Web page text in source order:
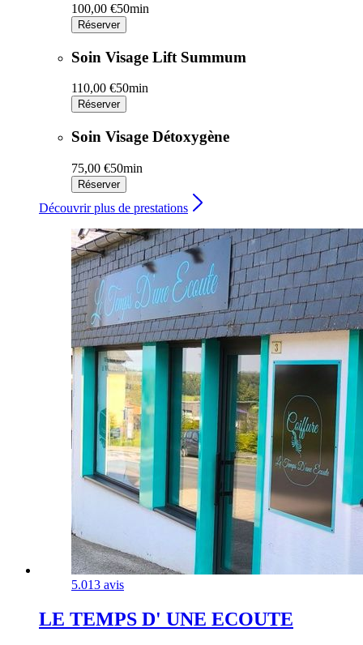
100,00 €50min
Réserver
Soin Visage Lift Summum
110,00 €50min
Réserver
Soin Visage Détoxygène
75,00 €50min
Réserver
Découvrir plus de prestations
5.013 avis
LE TEMPS D' UNE ECOUTE